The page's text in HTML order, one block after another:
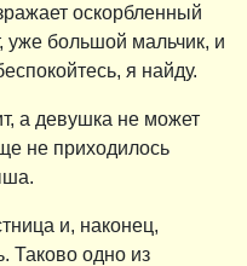
оскорбленный
уже большой мальчик, и
я найду.
а девушка не может
не приходилось
и, наконец,
Таково одно из